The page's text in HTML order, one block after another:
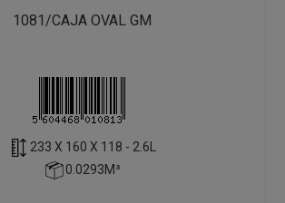
1081/CAJA OVAL GM
233 X 160 X 118 - 2.6L
0.0293M³